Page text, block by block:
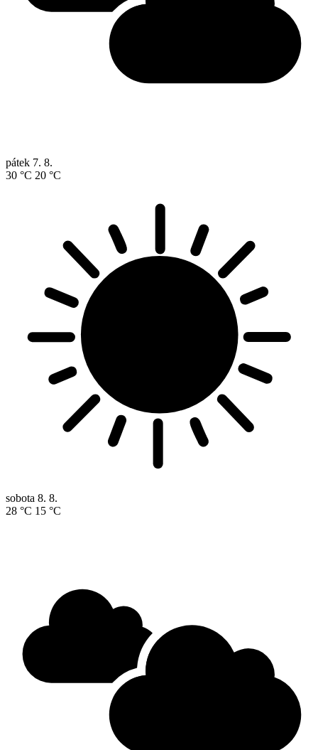
pátek 7. 8.
30 °C 20 °C
sobota 8. 8.
28 °C 15 °C